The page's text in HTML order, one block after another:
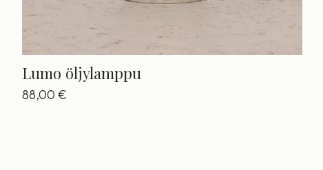
Lumo öljylamppu
88,00 €